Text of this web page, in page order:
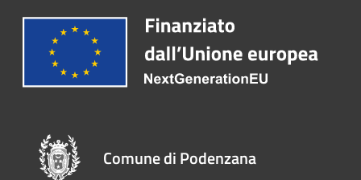
Comune di Podenzana